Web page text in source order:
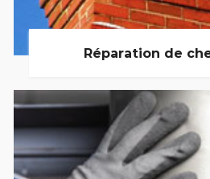
Réparation de